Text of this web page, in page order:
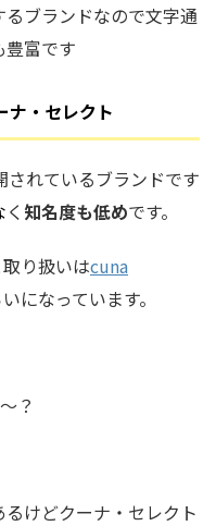
ブランドなので文字通
豊富です
ナ・セレクト
されているブランドです
く 知名度も低めです。
り扱いはcuna
になっています。
？
けどクーナ・セレクト